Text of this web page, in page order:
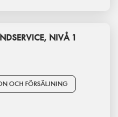
NIVÅ 1
OCH FÖRSÄLJNING